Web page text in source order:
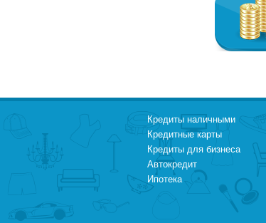
Кредиты наличными
Кредитные карты
Кредиты для бизнеса
Автокредит
Ипотека